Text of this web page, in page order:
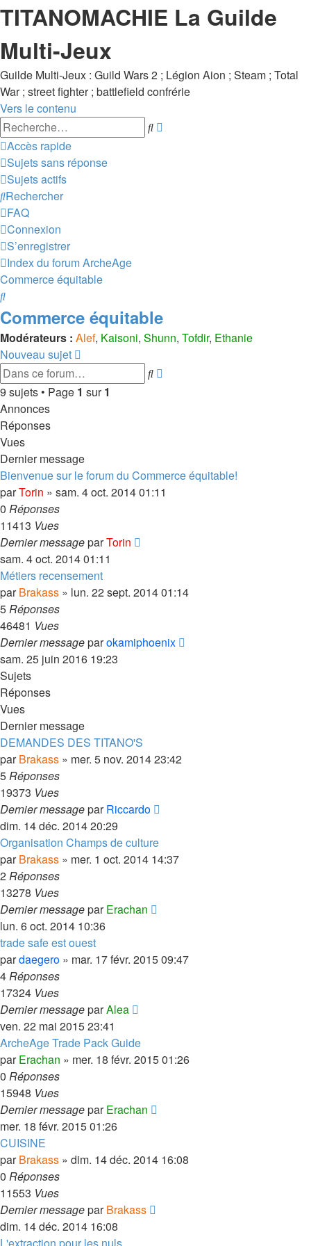
TITANOMACHIE La Guilde
Multi-Jeux
Guilde Multi-Jeux : Guild Wars 2 ; Légion Aion ; Steam ; Total
War ; street fighter ; battlefield confrérie
Vers le contenu
Rechercher
Accès rapide
Sujets sans réponse
Sujets actifs
Rechercher
FAQ
Connexion
S’enregistrer
Index du forumArcheAge
Commerce équitable
Rechercher
Commerce équitable
Modérateurs : Alef, Kaisoni, Shunn, Tofdir, Ethanie
Nouveau sujet
Rechercher
9 sujets • Page 1 sur1
Annonces
Réponses
Vues
Dernier message
Bienvenue sur le forum du Commerce équitable!
parTorin » sam. 4 oct. 2014 01:11
0 Réponses
11413 Vues
Dernier messageparTorin
sam. 4 oct. 2014 01:11
Métiers recensement
parBrakass » lun. 22 sept. 2014 01:14
5Réponses
46481 Vues
Dernier messageparokamiphoenix
sam. 25 juin 2016 19:23
Sujets
Réponses
Vues
Dernier message
DEMANDES DES TITANO'S
parBrakass » mer. 5 nov. 2014 23:42
5Réponses
19373 Vues
Dernier messageparRiccardo
dim. 14 déc. 2014 20:29
Organisation Champs de culture
parBrakass » mer. 1 oct. 2014 14:37
2Réponses
13278 Vues
Dernier messageparErachan
lun. 6 oct. 2014 10:36
trade safe est ouest
pardaegero » mar. 17 févr. 2015 09:47
4Réponses
17324 Vues
Dernier messageparAlea
ven. 22 mai 2015 23:41
ArcheAge Trade Pack Guide
parErachan » mer. 18 févr. 2015 01:26
0 Réponses
15948 Vues
Dernier messageparErachan
mer. 18 févr. 2015 01:26
CUISINE
parBrakass » dim. 14 déc. 2014 16:08
0 Réponses
11553 Vues
Dernier messageparBrakass
dim. 14 déc. 2014 16:08